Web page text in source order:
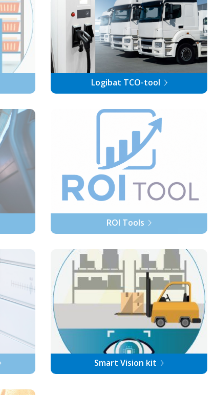
Logibat TCO-tool
ROI Tools
Smart Vision kit